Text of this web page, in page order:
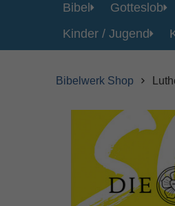
Bibel Gotteslob
Kinder / Jugend
Bibelwerk Shop